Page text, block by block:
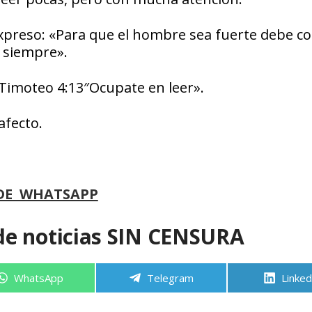
«Para que el hombre sea fuerte debe
4:13″Ocupate en leer».
WHATSAPP
noticias SIN CENSURA
Compartir
WhatsApp Compartir
Telegram